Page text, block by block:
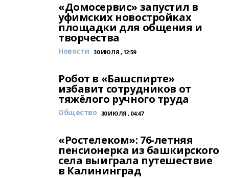
«Домосервис» запустил в
уфимских новостройках
площадки для общения и
творчества
Новости 30 ИЮЛЯ , 12:59
Робот в «Башспирте»
избавит сотрудников от
тяжёлого ручного труда
Общество 30 ИЮЛЯ , 04:47
«Ростелеком»: 76-летняя
пенсионерка из башкирского
села выиграла путешествие
в Калининград